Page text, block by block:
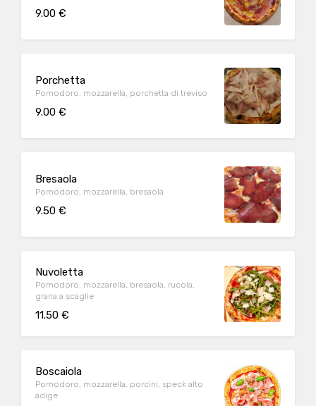
9.00 €
Porchetta
Pomodoro, mozzarella, porchetta di treviso
9.00 €
Bresaola
Pomodoro, mozzarella, bresaola
9.50 €
Nuvoletta
Pomodoro, mozzarella, bresaola, rucola,
grana a scaglie
11.50 €
Boscaiola
Pomodoro, mozzarella, porcini, speck alto
adige